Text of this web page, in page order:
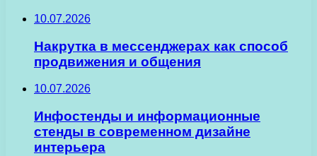
10.07.2026
Накрутка в мессенджерах как способ
продвижения и общения
10.07.2026
Инфостенды и информационные
стенды в современном дизайне
интерьера